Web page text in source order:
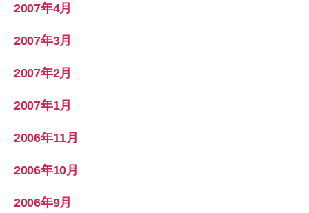
2007年4月
2007年3月
2007年2月
2007年1月
2006年11月
2006年10月
2006年9月